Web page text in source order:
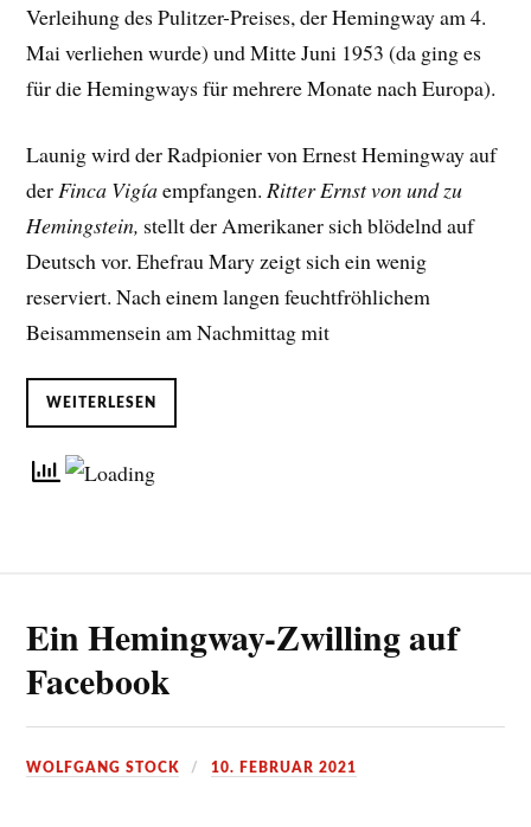
Verleihung des Pulitzer-Preises, der Hemingway am 4.
Mai verliehen wurde) und Mitte Juni 1953 (da ging es
für die Hemingways für mehrere Monate nach Europa).
Launig wird der Radpionier von Ernest Hemingway auf
derFinca Vigíaempfangen. Ritter Ernst von und zu
Hemingstein, stellt der Amerikaner sich blödelnd auf
Deutsch vor. Ehefrau Mary zeigt sich ein wenig
reserviert. Nach einem langen feuchtfröhlichem
Beisammensein am Nachmittag mit
WEITERLESEN
Ein Hemingway-Zwilling auf
Facebook
WOLFGANG STOCK 10. FEBRUAR 2021